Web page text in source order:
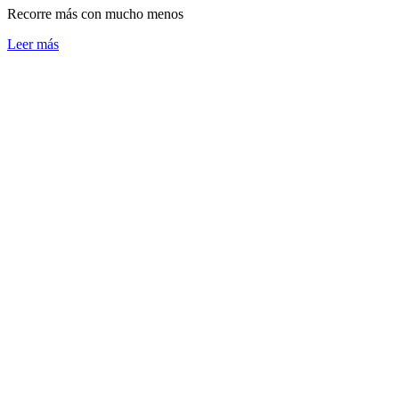
Recorre más con mucho menos
Leer más